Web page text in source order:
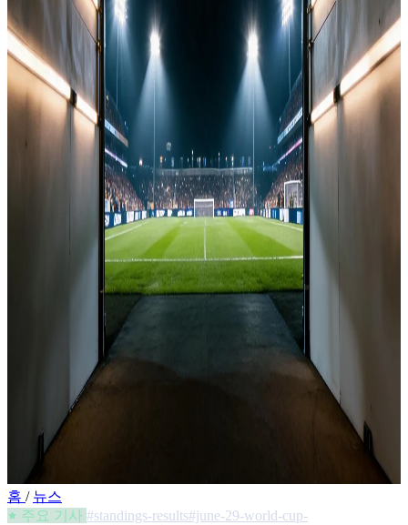
홈 / 뉴스
주요 기사 #standings-results#june-29-world-cup-